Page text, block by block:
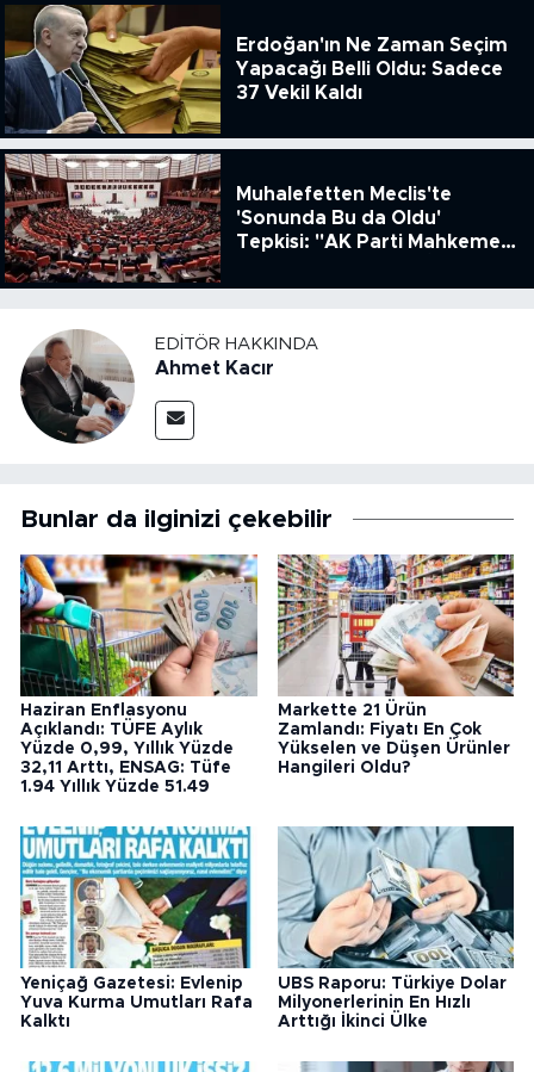
Erdoğan'ın Ne Zaman Seçim
Yapacağı Belli Oldu: Sadece
37 Vekil Kaldı
Muhalefetten Meclis'te
'Sonunda Bu da Oldu'
Tepkisi: "AK Parti Mahkeme
Kanun Çıkardı"
EDITÖR HAKKINDA
Ahmet Kacır
Bunlar da ilginizi çekebilir
Haziran Enflasyonu
Açıklandı: TÜFE Aylık
Yüzde 0,99, Yıllık Yüzde
32,11 Arttı, ENSAG: Tüfe
1.94 Yıllık Yüzde 51.49
Markette 21 Ürün
Zamlandı: Fiyatı En Çok
Yükselen ve Düşen Ürünler
Hangileri Oldu?
Yeniçağ Gazetesi: Evlenip
Yuva Kurma Umutları Rafa
Kalktı
UBS Raporu: Türkiye Dolar
Milyonerlerinin En Hızlı
Arttığı İkinci Ülke